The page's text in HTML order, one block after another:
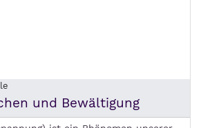
und Bewältigung